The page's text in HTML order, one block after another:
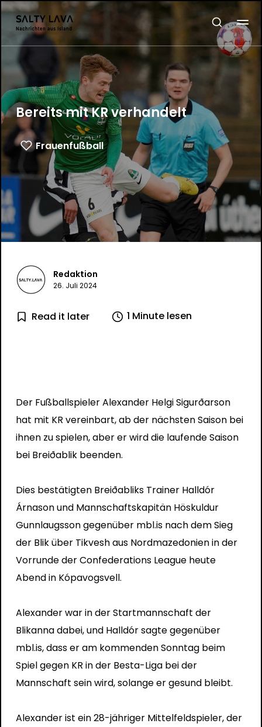
Bereits mit KR verhandelt
Frauenfußball
Redaktion
26. Juli 2024
Read it later 1 Minute lesen
Der Fußballspieler Alexander Helgi Sigurðarson
hat mit KR vereinbart, ab der nächsten Saison bei
ihnen zu spielen, aber er wird die laufende Saison
bei Breiðablik beenden.
Dies bestätigten Breiðabliks Trainer Halldór
Árnason und Mannschaftskapitän Höskuldur
Gunnlaugsson gegenüber mbl.is nach dem Sieg
der Blik über Tikvesh aus Nordmazedonien in der
Vorrunde der Confederations League heute
Abend in Kópavogsvell.
Alexander war in der Startmannschaft der
Blikanna dabei, und Halldór sagte gegenüber
mbl.is, dass er am kommenden Sonntag beim
Spiel gegen KR in der Besta-Liga bei der
Mannschaft sein wird, solange er gesund bleibt.
Alexander ist ein 28-jähriger Mittelfeldspieler, der